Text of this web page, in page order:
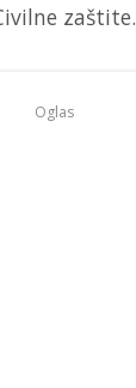
zaštite.
Oglas